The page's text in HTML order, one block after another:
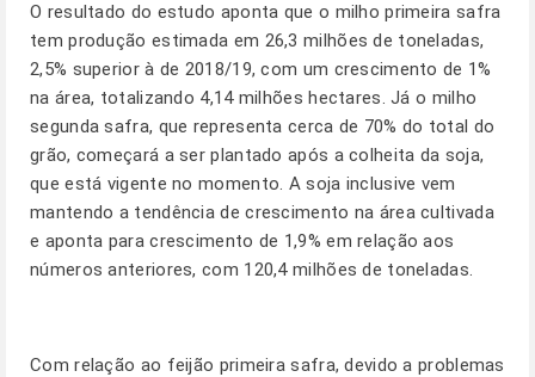
O resultado do estudo aponta que o milho primeira safra
tem produção estimada em 26,3 milhões de toneladas,
2,5% superior à de 2018/19, com um crescimento de 1%
na área, totalizando 4,14 milhões hectares. Já o milho
segunda safra, que representa cerca de 70% do total do
grão, começará a ser plantado após a colheita da soja,
que está vigente no momento. A soja inclusive vem
mantendo a tendência de crescimento na área cultivada
e aponta para crescimento de 1,9% em relação aos
números anteriores, com 120,4 milhões de toneladas.
Com relação ao feijão primeira safra, devido a problemas